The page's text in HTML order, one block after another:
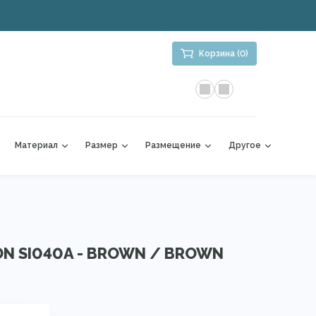
Корзина (0)
Материал Размер Размещение Другое
SI040A - BROWN / BROWN